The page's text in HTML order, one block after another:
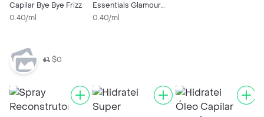
Capilar Bye Bye Frizz
0.40/ml
Essentials Glamour
200ml
0.40/ml
$0